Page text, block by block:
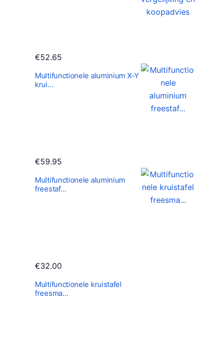
€52.65
Multifunctionele aluminium X-Y
krui…
€59.95
Multifunctionele aluminium
freestaf…
€32.00
Multifunctionele kruistafel
freesma…